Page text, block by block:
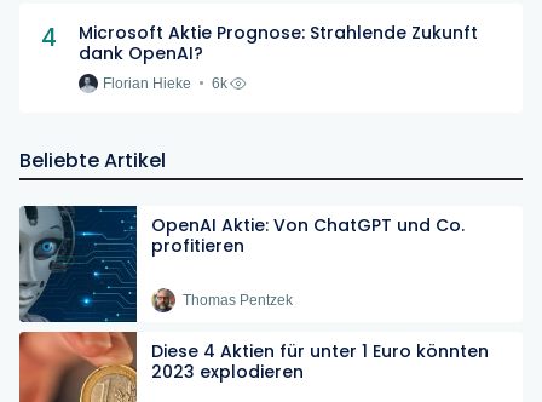
4
Microsoft Aktie Prognose: Strahlende Zukunft
dank OpenAI?
Florian Hieke 6k
Beliebte Artikel
OpenAI Aktie: Von ChatGPT und Co.
profitieren
Thomas Pentzek
Diese 4 Aktien für unter 1 Euro könnten
2023 explodieren